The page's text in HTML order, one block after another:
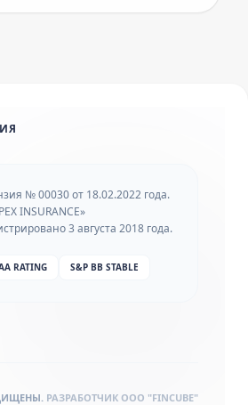
№ 00030 от 18.02.2022 года.
INSURANCE»
3 августа 2018 года.
RATING S&P BB STABLE
РАЗРАБОТЧИК OOO "FINCUBE"